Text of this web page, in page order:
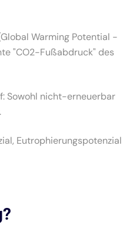
Warming Potential -
"CO2-Fußabdruck" des
Sowohl nicht-erneuerbar
Eutrophierungspotenzial